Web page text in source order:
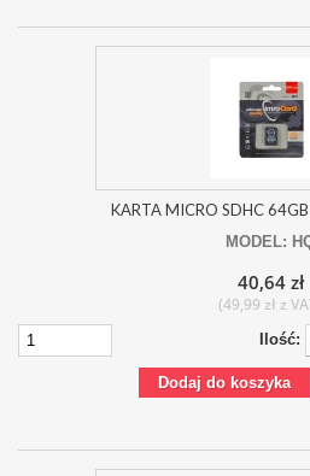
KARTA MICRO SDHC
MODEL:
40,64 zł
(49,99 zł z
Ilość:
Dodaj do koszyka